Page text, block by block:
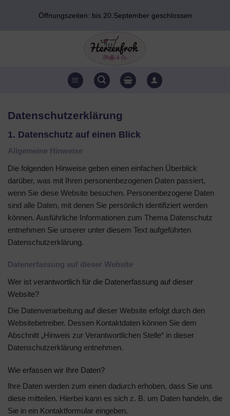
Öffnungszeiten: bis 20.September geschlossen
Datenschutz­erklärung
1. Datenschutz auf einen Blick
Allgemeine Hinweise
Die folgenden Hinweise geben einen einfachen Überblick
darüber, was mit Ihren personenbezogenen Daten passiert,
wenn Sie diese Website besuchen. Personenbezogene Daten
sind alle Daten, mit denen Sie persönlich identifiziert werden
können. Ausführliche Informationen zum Thema Datenschutz
entnehmen Sie unserer unter diesem Text aufgeführten
Datenschutzerklärung.
Datenerfassung auf dieser Website
Wer ist verantwortlich für die Datenerfassung auf dieser
Website?
Die Datenverarbeitung auf dieser Website erfolgt durch den
Websitebetreiber. Dessen Kontaktdaten können Sie dem
Abschnitt „Hinweis zur Verantwortlichen Stelle“ in dieser
Datenschutzerklärung entnehmen.
Wie erfassen wir Ihre Daten?
Ihre Daten werden zum einen dadurch erhoben, dass Sie uns
diese mitteilen. Hierbei kann es sich z. B. um Daten handeln, die
Sie in ein Kontaktformular eingeben.